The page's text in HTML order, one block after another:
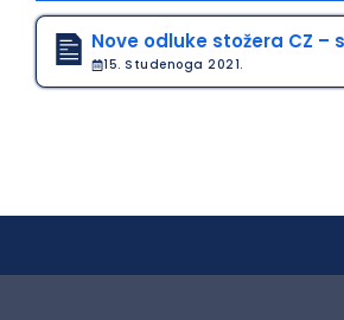
Nove odluke stožera CZ –
15. Studenoga 2021.